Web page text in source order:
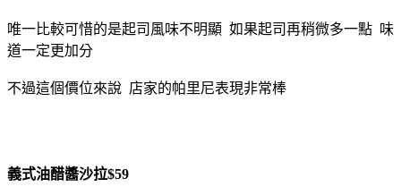
唯一比較可惜的是起司風味不明顯 如果起司再稍微多一點 味
道一定更加分
不過這個價位來說 店家的帕里尼表現非常棒
義式油醋醬沙拉$59